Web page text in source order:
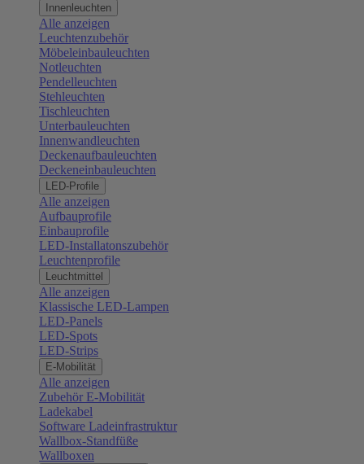
Innenleuchten
Alle anzeigen
Leuchtenzubehör
Möbeleinbauleuchten
Notleuchten
Pendelleuchten
Stehleuchten
Tischleuchten
Unterbauleuchten
Innenwandleuchten
Deckenaufbauleuchten
Deckeneinbauleuchten
LED-Profile
Alle anzeigen
Aufbauprofile
Einbauprofile
LED-Installatonszubehör
Leuchtenprofile
Leuchtmittel
Alle anzeigen
Klassische LED-Lampen
LED-Panels
LED-Spots
LED-Strips
E-Mobilität
Alle anzeigen
Zubehör E-Mobilität
Ladekabel
Software Ladeinfrastruktur
Wallbox-Standfüße
Wallboxen